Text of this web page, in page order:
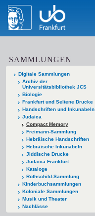
SAMMLUNGEN
Digitale Sammlungen
Archiv der
Universitätsbibliothek JCS
Biologie
Frankfurt und Seltene Drucke
Handschriften und Inkunabeln
Judaica
Compact Memory
Freimann-Sammlung
Hebräische Handschriften
Hebräische Inkunabeln
Jiddische Drucke
Judaica Frankfurt
Kataloge
Rothschild-Sammlung
Kinderbuchsammlungen
Koloniale Sammlungen
Musik und Theater
Nachlässe